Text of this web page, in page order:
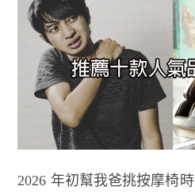
2026 年初幫我爸挑按摩椅